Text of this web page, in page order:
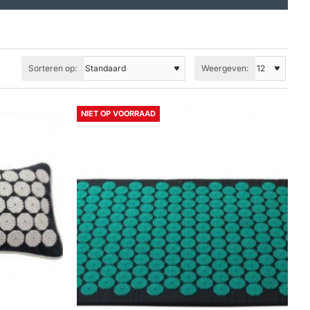
Sorteren op: Weergeven:
NIET OP VOORRAAD